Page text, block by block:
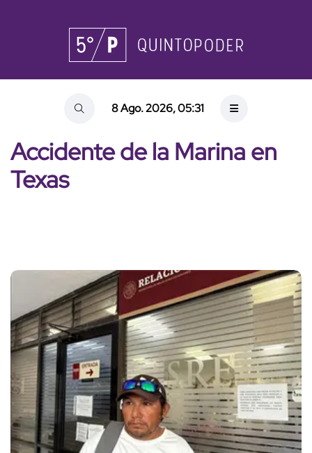
8 Ago. 2026, 05:31
Accidente de la Marina en
Texas